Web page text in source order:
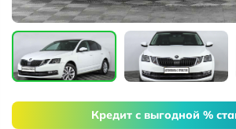
Кредит с выгодной %